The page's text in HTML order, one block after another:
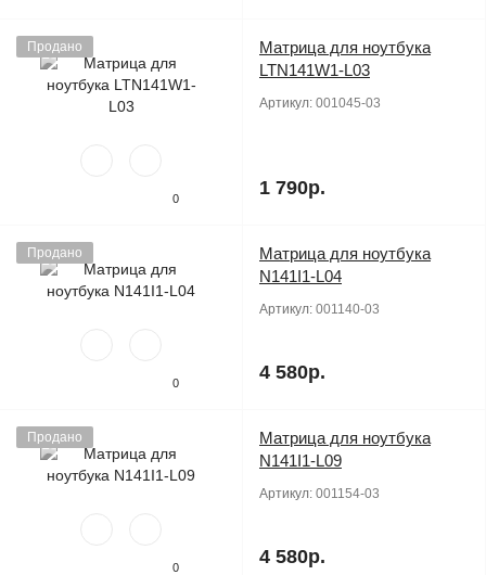
Продано
0
Матрица для ноутбука
LTN141W1-L03
Артикул: 001045-03
1 790р.
Продано
0
Матрица для ноутбука
N141I1-L04
Артикул: 001140-03
4 580р.
Продано
0
Матрица для ноутбука
N141I1-L09
Артикул: 001154-03
4 580р.